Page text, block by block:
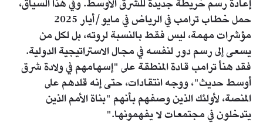
إعادة رسم خريطة جديدة للشرق الأوسط. وفي هذا السياق،
حمل خطاب ترامب في الرياض في مايو/أيار 2025
مؤشرات مهمة، ليس فقط بالنسبة لروته، بل لكل من
يسعى إلى رسم دور لنفسه في مجال الاستراتيجية الدولية.
فقد هنأ ترامب قادة المنطقة على "إسهامهم في ولادة شرق
أوسط حديث"، ووجه انتقادات، حتى إنه قلدهم على
المنصة، لأولئك الذين وصفهم بأنهم "بناة الأمم الذين
يتدخلون في مجتمعات لا يفهمونها."